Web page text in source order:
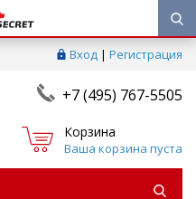
Вход | Регистрация
+7 (495) 767-5505
Корзина
Ваша корзина пуста